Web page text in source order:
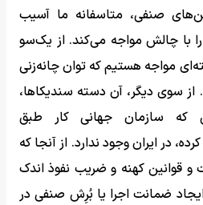
صنفی، متاسفانه ما آسیب
با چالش مواجه می‌کند. از یک‌سو
مواجه هستیم که توان چانه‌زنی
سوی دیگر، آن دسته سندیکاها،
که سازمان جهانی کار طبق
در ایران وجود ندارد. از آنجا که
و قوانین کهنه و ضریب نفوذ اندک
ضمانت اجرا یا بُرِش صنفی در